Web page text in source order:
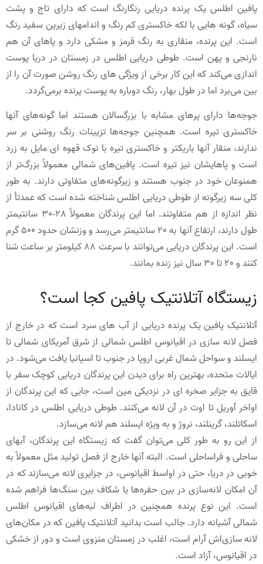
پافین اطلس یک پرنده دریایی رنگارنگ است که دارای تاج و پشت
سیاه، گونه هایی با لکه خاکستری کم رنگ و اندامهای زیرین سفید رنگ
است. این پرنده، منقاری به رنگ قرمز و مشکی دارد و پاهای آن هم
نارنجی و پهن است. طوطی دریایی اطلس در زمستان در دریا پوست
اندازی می‌کند که این کار برخی از ویژگی های رنگ روشن صورت آن را از
بین می‌برد اما در طول بهار، رنگ دوباره به پوست پرنده برمی‌گردد.
جوجه‌ها دارای پرهای مشابه با بزرگسالان هستند اما گونه‌های آنها
خاکستری تیره است. همچنین جوجه‌ها تزیینات رنگ روشنی بر سر
ندارند، منقار آنها باریکتر و خاکستری تیره با نوک قهوه ای مایل به زرد
است و پاهایشان نیز تیره است. پافین‌های شمالی معمولاً بزرگ‌تر از
همنوعان خود در جنوب هستند و زیرگونه‌های متفاوتی دارند. به طور
کلی سه زیرگونه از طوطی دریایی اطلس شناخته شده است که عمدتاً از
نظر اندازه از هم متفاوتند. اما این پرندگان معمولاً 28-30 سانتیمتر
طول دارند، ارتفاع آنها به 20 سانتیمتر می‌رسد و وزنشان حدود 500 گرم
است. این پرندگان دریایی می‌توانند با سرعت 88 کیلومتر بر ساعت شنا
کنند و 20 تا 30 سال نیز زنده بمانند.
زیستگاه آتلانتیک پافین کجا است؟
آتلانتیک پافین یک پرنده دریایی از آب های سرد است که در خارج از
فصل لانه سازی در اقیانوس اطلس شمالی از شرق آمریکای شمالی تا
ایسلند و سواحل شمال غربی اروپا در جنوب تا اسپانیا یافت می‌شود. در
ایالات متحده، بهترین راه برای دیدن این پرندگان دریایی کوچک سفر با
قایق به جزایر صخره ای در نزدیکی مین است، جایی که این پرندگان از
اواخر آوریل تا اوت در آن لانه می‌کنند. طوطی دریایی اطلس در کانادا،
اسکاتلند، گرینلند، نروژ و به ویژه ایسلند هم لانه می‌سازد.
از این رو به طور کلی می‌توان گفت که زیستگاه این پرندگان، آبهای
ساحلی و فراساحلی است. البته آنها خارج از فصل تولید مثل معمولاً به
خوبی در دریا، حتی در اواسط اقیانوس، در جزایری لانه می‌سازند که در
آن امکان لانه‌سازی در بین حفره‌ها یا شکاف‌ بین سنگ‌ها فراهم شده
است. این نوع پرنده همچنین در اطراف لبه‌های اقیانوس اطلس
شمالی آشیانه دارد. جالب است بدانید آتلانتیک پافین که در مکان‌های
لانه‌ سازی‌اش آرام است، اغلب در زمستان منزوی است و دور از خشکی
در اقیانوس، آزاد است.